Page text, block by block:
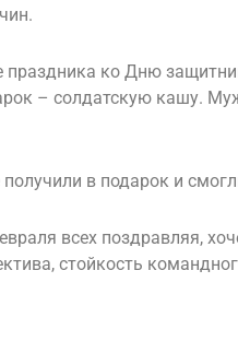
праздника ко Дню
– солдатскую кашу.
в подарок и
всех поздравляя,
стойкость